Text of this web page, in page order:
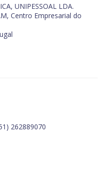
UNIPESSOAL LDA.
Centro Empresarial do
262889070